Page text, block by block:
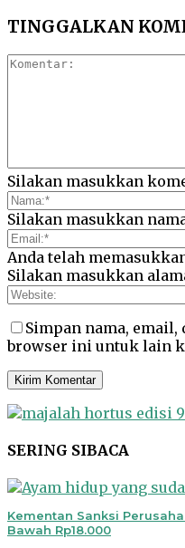
TINGGALKAN
Silakan masukkan
Silakan masukkan
Anda telah
Silakan masukkan
Simpan nama, email,
browser ini untuk lain
SERING SIBACA
Kementan Sanksi
Bawah Rp18.000